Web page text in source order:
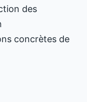
des
concrètes de